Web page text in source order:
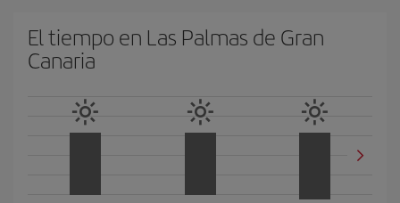
El tiempo en Las Palmas de Gran
Canaria